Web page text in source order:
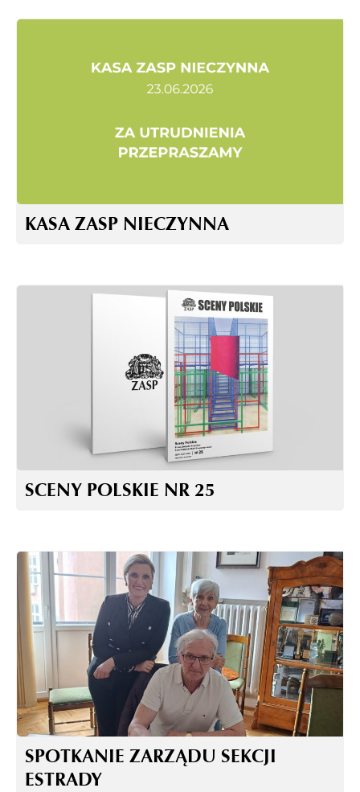
KASA ZASP NIECZYNNA
SCENY POLSKIE NR 25
SPOTKANIE ZARZĄDU SEKCJI
ESTRADY